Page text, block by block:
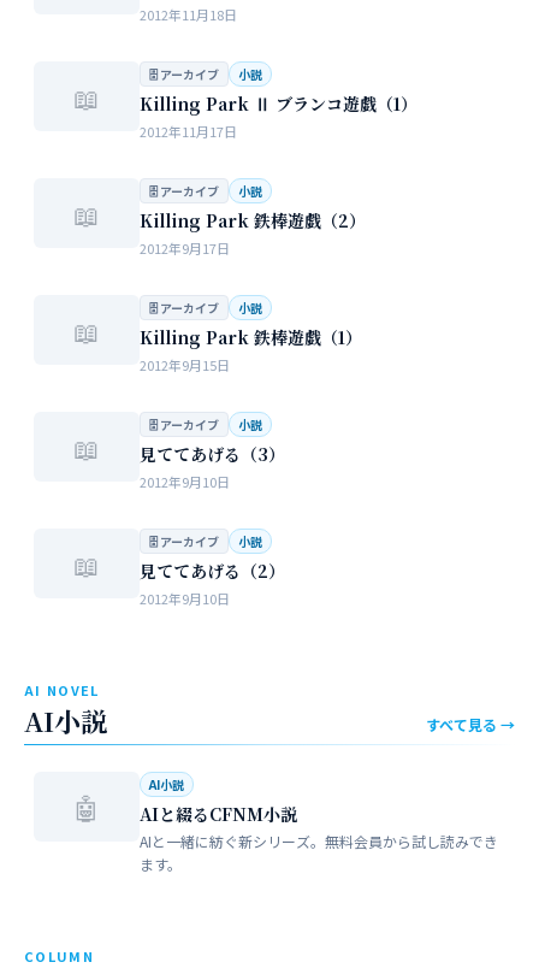
2012年11月18日
📖
🗄 アーカイブ 小説
Killing Park Ⅱ ブランコ遊戯（1）
2012年11月17日
📖
🗄 アーカイブ 小説
Killing Park 鉄棒遊戯（2）
2012年9月17日
📖
🗄 アーカイブ 小説
Killing Park 鉄棒遊戯（1）
2012年9月15日
📖
🗄 アーカイブ 小説
見ててあげる（3）
2012年9月10日
📖
🗄 アーカイブ 小説
見ててあげる（2）
2012年9月10日
AI NOVEL
AI小説 すべて見る →
🤖
AI小説
AIと綴るCFNM小説
AIと一緒に紡ぐ新シリーズ。無料会員から試し読みでき
ます。
COLUMN